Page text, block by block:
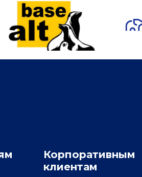
Корпоративным
клиентам